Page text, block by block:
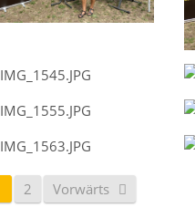
2 Vorwärts